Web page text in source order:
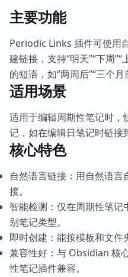
主要功能
Periodic Links 插件可使用
建链接，支持“明天”“下周
的短语，如“两周后”“三个月
适用场景
适用于编辑周期性笔记时
记，如在编辑日笔记时链接
核心特色
自然语言链接：用自然语
接。
智能检测：仅在周期性笔
别笔记类型。
即时创建：能按模板和文件
兼容性好：与 Obsidian 核
性笔记插件兼容。